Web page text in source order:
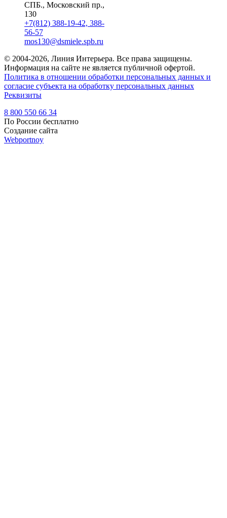
СПБ., Московский пр.,
130
+7(812) 388-19-42, 388-
56-57
mos130@dsmiele.spb.ru
© 2004-2026, Линия Интерьера. Все права защищены.
Информация на сайте не является публичной офертой.
Политика в отношении обработки персональных данных и
согласие субъекта на обработку персональных данных
Реквизиты
8 800 550 66 34
По России бесплатно
Создание сайта
Webportnoy